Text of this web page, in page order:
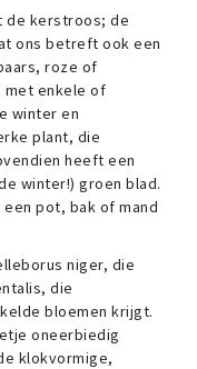
de kerstroos; de
ons betreft ook een
roze of
enkele of
winter en
plant, die
heeft een
winter!) groen blad.
pot, bak of mand
niger, die
die
bloemen krijgt.
oneerbiedig
klokvormige,